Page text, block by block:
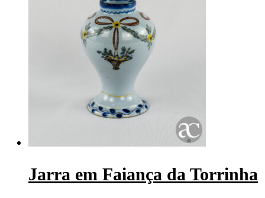
Jarra em Faiança da Torrinha